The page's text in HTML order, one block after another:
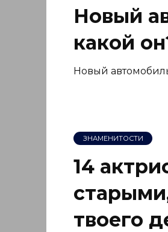
Новый
какой
Новый
ЗНАМЕНИТОСТИ
14
твоего